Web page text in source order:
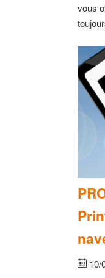
vous
10/